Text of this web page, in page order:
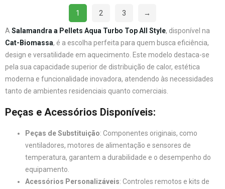
1 2 3 →
ASalamandra a Pellets Aqua Turbo Top All Style, disponível na
Cat-Biomassa, é a escolha perfeita para quem busca eficiência,
design e versatilidade em aquecimento. Este modelo destaca-se
pela sua capacidade superior de distribuição de calor, estética
moderna e funcionalidade inovadora, atendendo às necessidades
tanto de ambientes residenciais quanto comerciais.
Peças e Acessórios Disponíveis:
Peças de Substituição: Componentes originais, como
ventiladores, motores de alimentação e sensores de
temperatura, garantem a durabilidade e o desempenho do
equipamento.
Acessórios Personalizáveis: Controles remotos e kits de